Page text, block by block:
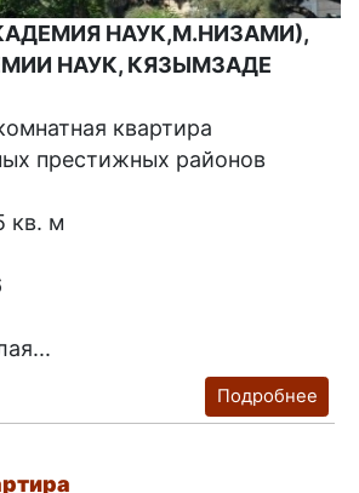
НАУК,М.НИЗАМИ),
НАУК, КЯЗЫМЗАДЕ
квартира
престижных районов
кв. м
Подробнее